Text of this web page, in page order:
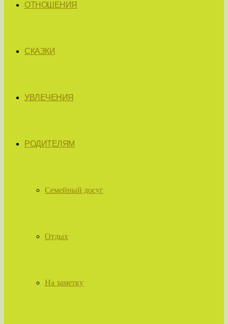
ОТНОШЕНИЯ
СКАЗКИ
УВЛЕЧЕНИЯ
РОДИТЕЛЯМ
Семейный досуг
Отдых
На заметку